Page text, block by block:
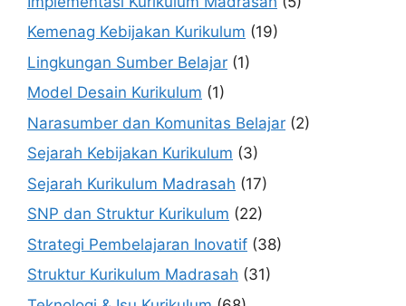
Kemenag Kebijakan Kurikulum (19)
Lingkungan Sumber Belajar (1)
Model Desain Kurikulum (1)
Narasumber dan Komunitas Belajar (2)
Sejarah Kebijakan Kurikulum (3)
Sejarah Kurikulum Madrasah (17)
SNP dan Struktur Kurikulum (22)
Strategi Pembelajaran Inovatif (38)
Struktur Kurikulum Madrasah (31)